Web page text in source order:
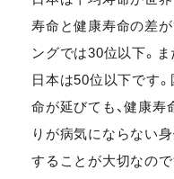
寿命と健康寿命の差
ングでは30位以下。ま
日本は50位以下です
命が延びても、健康寿
りが病気にならない
することが大切なので